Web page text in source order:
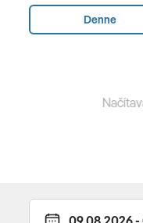
230 izieb a suít •
miestnosti Viver a
slnečná terasa s
druhy sáun a
Denne